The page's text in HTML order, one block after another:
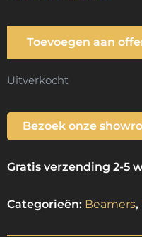
Toevoegen aan
Uitverkocht
Bezoek onze
Gratis verzending 2-5
Categorieën: Beamers,